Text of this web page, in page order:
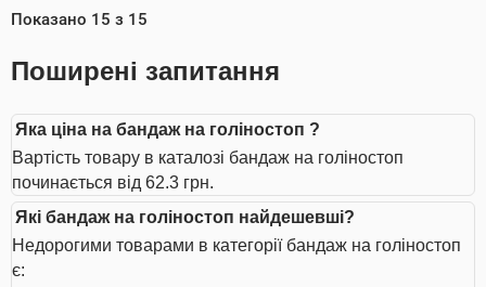
Показано 15 з 15
Поширені запитання
Яка ціна на бандаж на голіностоп ?
Вартість товару в каталозі бандаж на голіностоп
починається від 62.3 грн.
Які бандаж на голіностоп найдешевші?
Недорогими товарами в категорії бандаж на голіностоп
є: